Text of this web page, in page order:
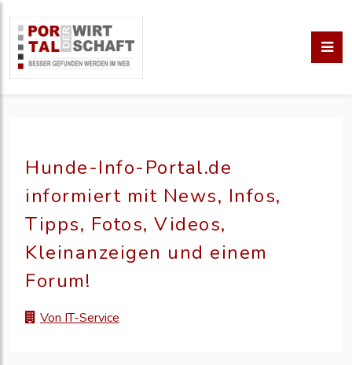
Hunde-Info-Portal.de
informiert mit News, Infos,
Tipps, Fotos, Videos,
Kleinanzeigen und einem
Forum!
Von IT-Service